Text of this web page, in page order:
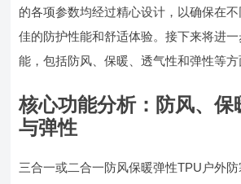
的各项参数均经过精心设计，以确保在
佳的防护性能和舒适体验。接下来将进
能，包括防风、保暖、透气性和弹性等方
核心功能分析：防风、保
与弹性
三合一或二合一防风保暖弹性TPU户外